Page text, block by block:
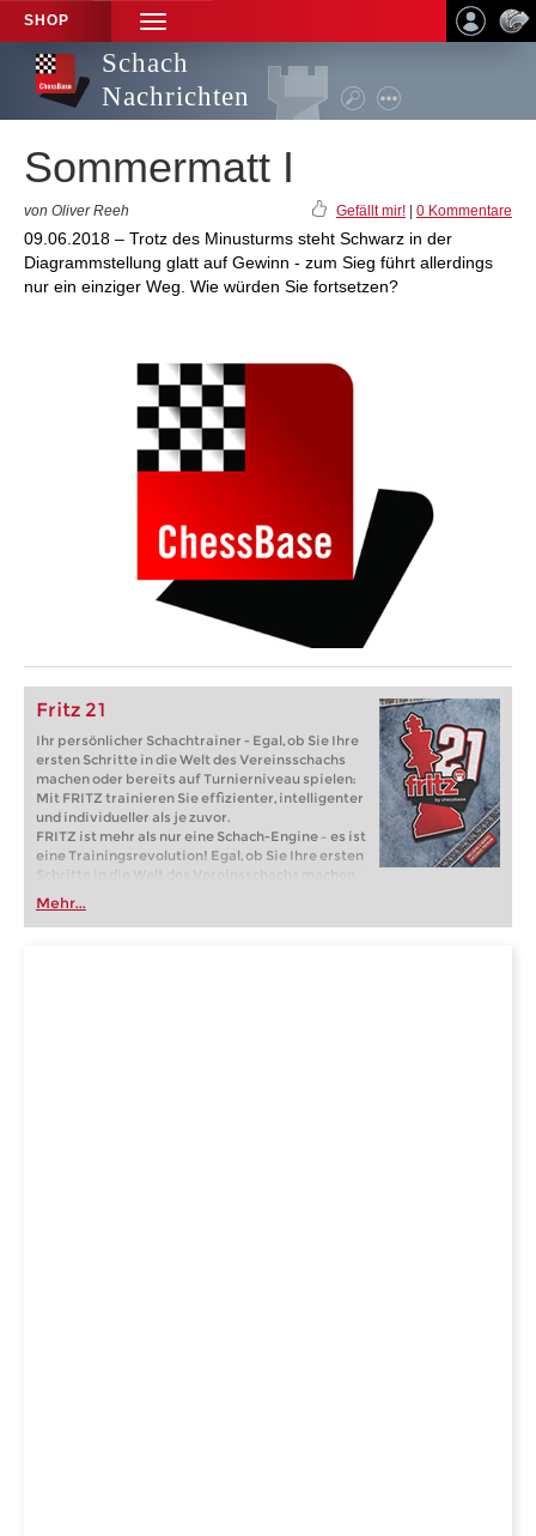
SHOP
TOGGLE
NAVIGATION
Schach
Nachrichten
Sommermatt I
von Oliver Reeh Gefällt mir! 0 Kommentare
09.06.2018 – Trotz des Minusturms steht Schwarz in der
Diagrammstellung glatt auf Gewinn - zum Sieg führt allerdings
nur ein einziger Weg. Wie würden Sie fortsetzen?
Fritz 21
Ihr persönlicher Schachtrainer - Egal, ob Sie Ihre
ersten Schritte in die Welt des Vereinsschachs
machen oder bereits auf Turnierniveau spielen:
Mit FRITZ trainieren Sie effizienter, intelligenter
und individueller als je zuvor.
FRITZ ist mehr als nur eine Schach-Engine – es ist
eine Trainingsrevolution! Egal, ob Sie Ihre ersten
Schritte in die Welt des Vereinsschachs machen
oder bereits auf Turnierniveau spielen: Mit
FRITZ trainieren Sie effizienter, intelligenter und
individueller als je zuvor.
Mehr...